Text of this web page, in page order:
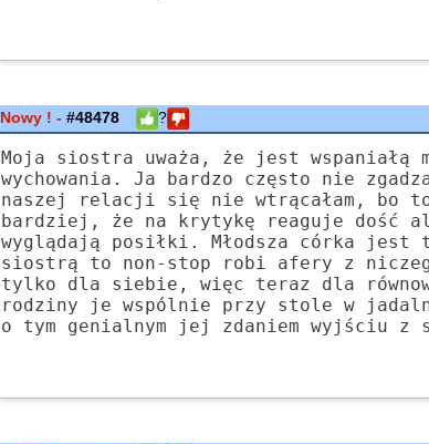
Nowy ! -#48478 ?
Moja siostra uważa, że jest wspaniałą
wychowania. Ja bardzo często nie
naszej relacji się nie wtrącałam, bo
bardziej, że na krytykę reaguje dość
wyglądają posiłki. Młodsza córka
siostrą to non-stop robi afery z
tylko dla siebie, więc teraz dla
rodziny je wspólnie przy stole w
o tym genialnym jej zdaniem wyjściu z